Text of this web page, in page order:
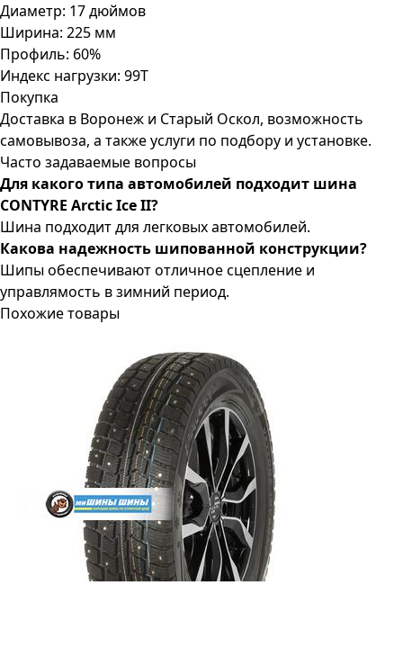
Диаметр: 17 дюймов
Ширина: 225 мм
Профиль: 60%
Индекс нагрузки: 99T
Покупка
Доставка в Воронеж и Старый Оскол, возможность
самовывоза, а также услуги по подбору и установке.
Часто задаваемые вопросы
Для какого типа автомобилей подходит шина
CONTYRE Arctic Ice II?
Шина подходит для легковых автомобилей.
Какова надежность шипованной конструкции?
Шипы обеспечивают отличное сцепление и
управлямость в зимний период.
Похожие товары